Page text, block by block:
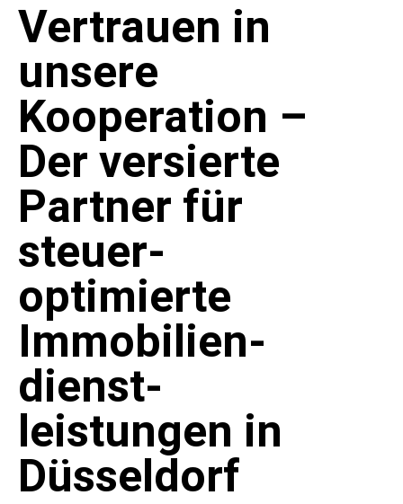
Vertrauen in
unsere
Kooperation –
Der versierte
Partner für
steuer-
optimierte
Immobilien-
dienst-
leistungen in
Düsseldorf